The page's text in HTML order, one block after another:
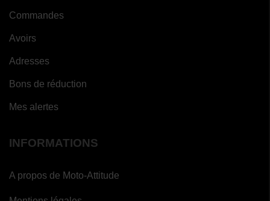
Commandes
Avoirs
Adresses
Bons de réduction
Mes alertes
INFORMATIONS
A propos de Moto-Attitude